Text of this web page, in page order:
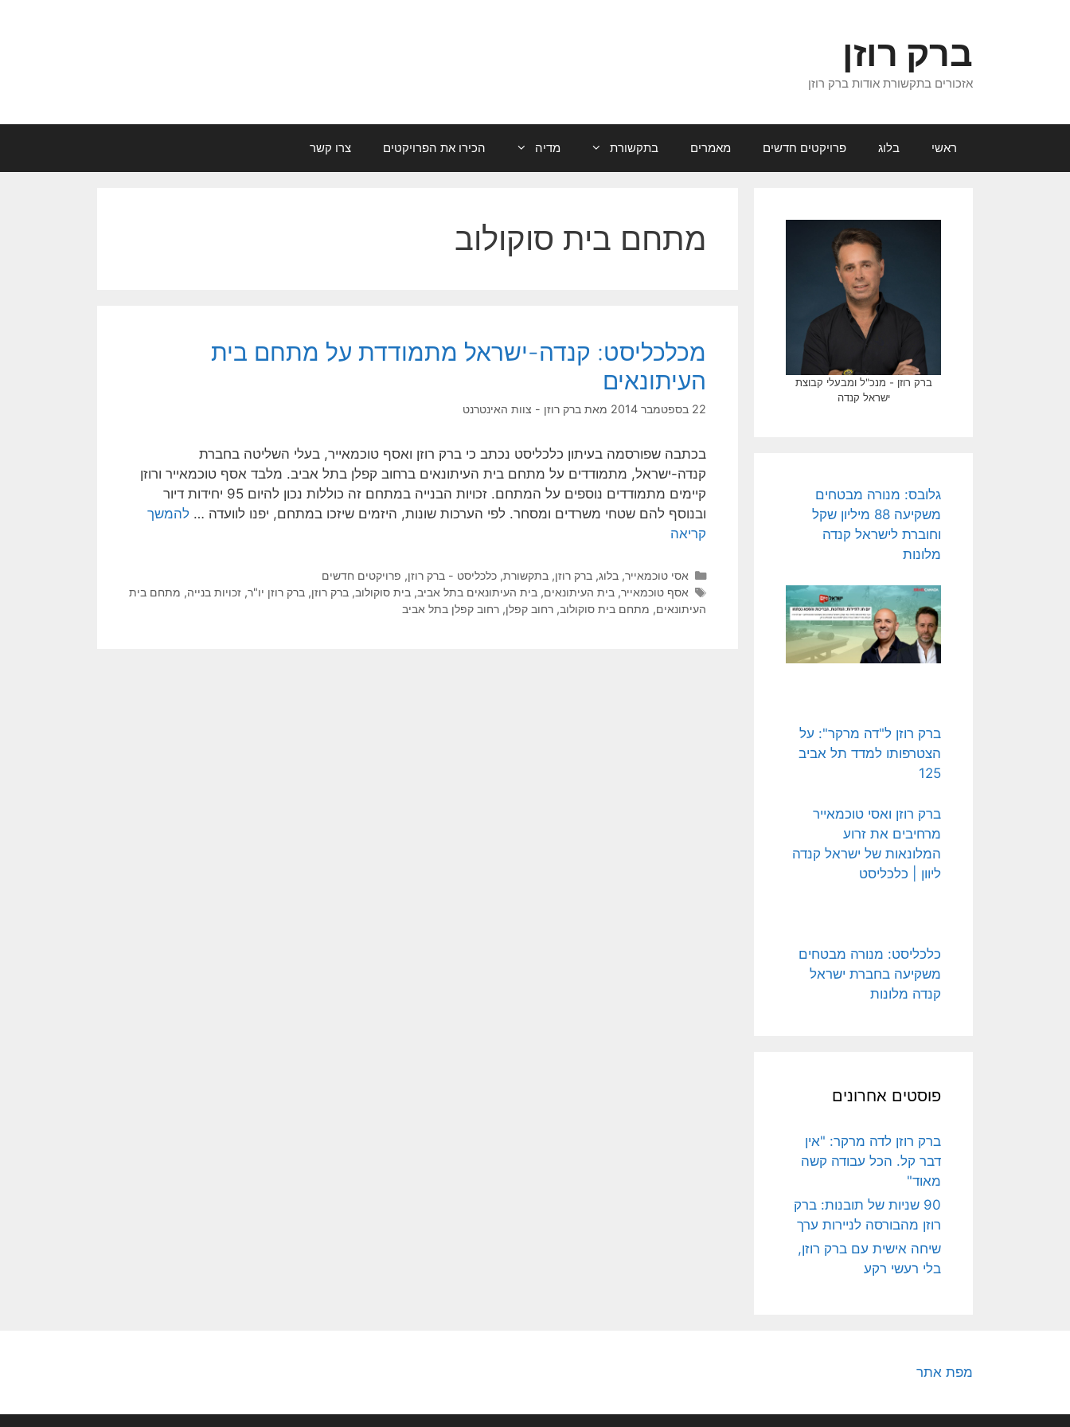
ברק רוזן
אזכורים בתקשורת אודות ברק רוזן
ראשי בלוג פרויקטים חדשים מאמרים בתקשורת מדיה הכירו את הפרויקטים צרו קשר
מתחם בית סוקולוב
מכלכליסט: קנדה-ישראל מתמודדת על מתחם בית
העיתונאים
22 בספטמבר 2014 מאת ברק רוזן - צוות האינטרנט
בכתבה שפורסמה בעיתון כלכליסט נכתב כי ברק רוזן ואסף טוכמאייר, בעלי השליטה בחברת
קנדה-ישראל, מתמודדים על מתחם בית העיתונאים ברחוב קפלן בתל אביב. מלבד אסף טוכמאייר ורוזן
קיימים מתמודדים נוספים על המתחם. זכויות הבנייה במתחם זה כוללות נכון להיום 95 יחידות דיור
ובנוסף להם שטחי משרדים ומסחר. לפי הערכות שונות, היזמים שיזכו במתחם, יפנו לוועדה … להמשך
קריאה
קטגוריות
אסי טוכמאייר, בלוג, ברק רוזן, בתקשורת, כלכליסט - ברק רוזן, פרויקטים חדשים
תגיות
אסף טוכמאייר, בית העיתונאים, בית העיתונאים בתל אביב, בית סוקולוב, ברק רוזן, ברק רוזן יו"ר, זכויות בנייה, מתחם בית
העיתונאים, מתחם בית סוקולוב, רחוב קפלן, רחוב קפלן בתל אביב
ברק רוזן - מנכ"ל ומבעלי קבוצת
ישראל קנדה
גלובס: מנורה מבטחים
משקיעה 88 מיליון שקל
וחוברת לישראל קנדה
מלונות
ברק רוזן ל"דה מרקר": על
הצטרפותו למדד תל אביב
125
ברק רוזן ואסי טוכמאייר
מרחיבים את זרוע
המלונאות של ישראל קנדה
ליוון | כלכליסט
כלכליסט: מנורה מבטחים
משקיעה בחברת ישראל
קנדה מלונות
פוסטים אחרונים
ברק רוזן לדה מרקר: "אין
דבר קל. הכל עבודה קשה
מאוד"
90 שניות של תובנות: ברק
רוזן מהבורסה לניירות ערך
שיחה אישית עם ברק רוזן,
בלי רעשי רקע
מפת אתר